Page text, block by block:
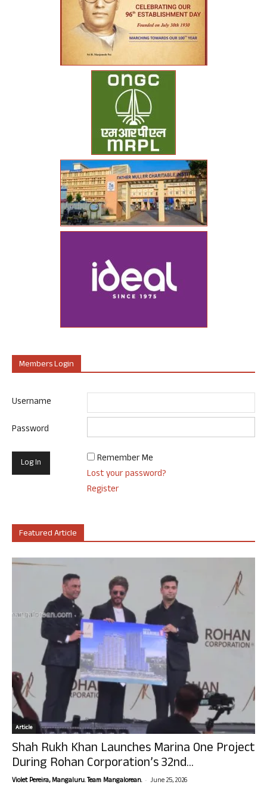
Members Login
Username
Password
Remember Me
Lost your password?
Register
Featured Article
Article
Shah Rukh Khan Launches Marina One Project
During Rohan Corporation’s 32nd...
Violet Pereira, Mangaluru. Team Mangalorean. - June 25, 2026